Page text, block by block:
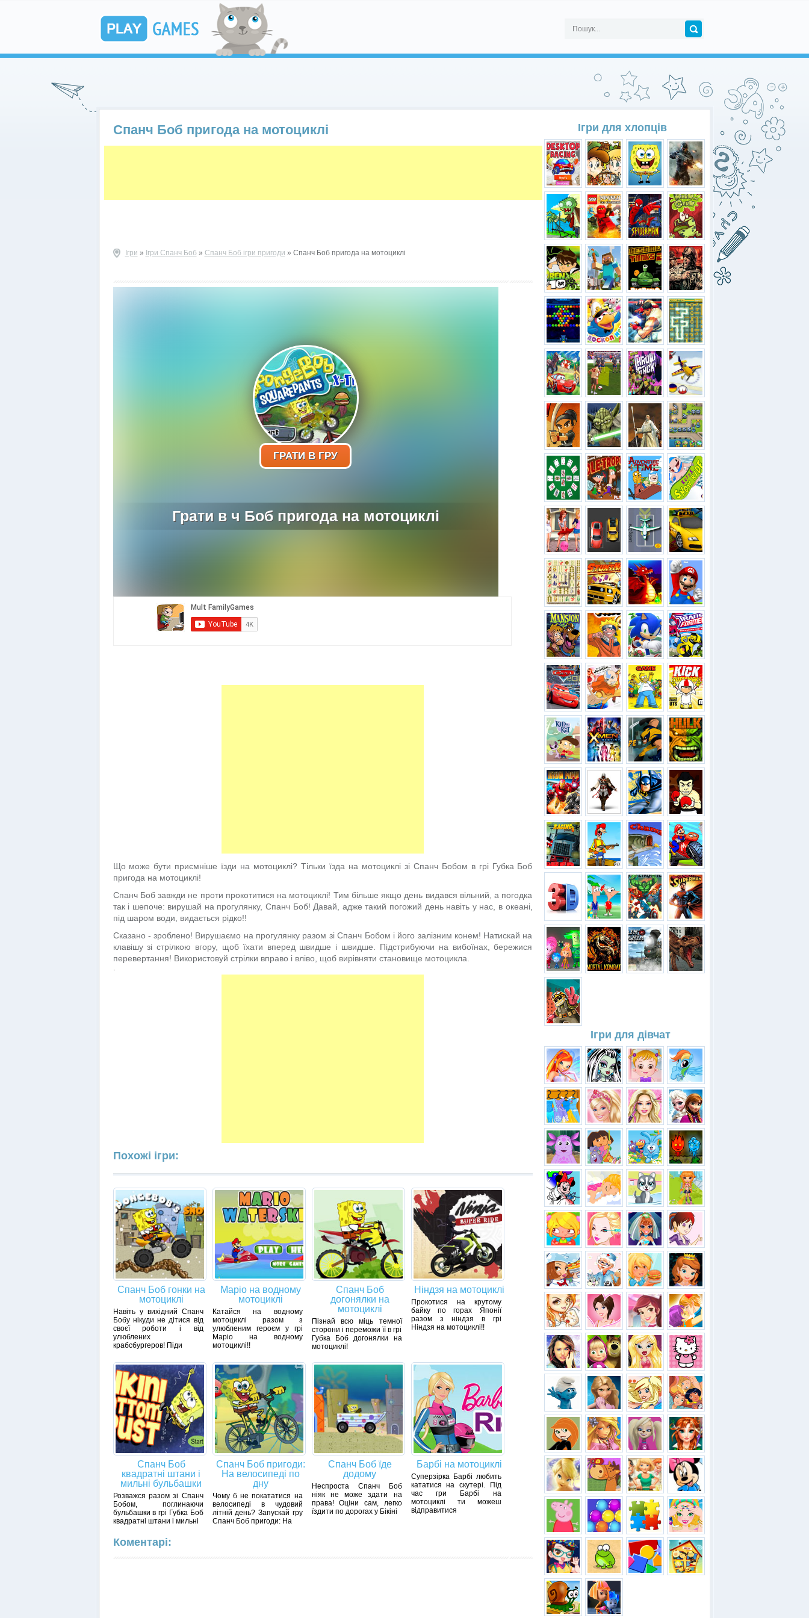
Спанч Боб пригода на мотоциклі
Ігри » Ігри Спанч Боб» Спанч Боб ігри пригоди » Спанч Боб пригода на мотоциклі
ГРАТИ В ГРУ
Грати в ч Боб пригода на мотоциклі
Що може бути приємніше їзди на мотоциклі? Тільки їзда на мотоциклі зі Спанч Бобом в грі Губка Боб
пригода на мотоциклі!
Спанч Боб завжди не проти прокотитися на мотоциклі! Тим більше якщо день видався вільний, а погодка
так і шепоче: вирушай на прогулянку, Спанч Боб! Давай, адже такий погожий день навіть у нас, в океані,
під шаром води, видається рідко!!
Сказано - зроблено! Вирушаємо на прогулянку разом зі Спанч Бобом і його залізним конем! Натискай на
клавішу зі стрілкою вгору, щоб їхати вперед швидше і швидше. Підстрибуючи на вибоїнах, бережися
перевертання! Використовуй стрілки вправо і вліво, щоб вирівняти становище мотоцикла.
.
Похожі ігри:
Спанч Боб гонки на
мотоциклі
Навіть у вихідний Спанч
Бобу нікуди не дітися від
своєї роботи і від
улюблених
крабсбургеров! Піди
Маріо на водному
мотоциклі
Катайся на водному
мотоциклі разом з
улюбленим героєм у грі
Маріо на водному
мотоциклі!!
Спанч Боб
догонялки на
мотоциклі
Пізнай всю міць темної
сторони і переможи її в грі
Губка Боб догонялки на
мотоциклі!
Ніндзя на мотоциклі
Прокотися на крутому
байку по горах Японії
разом з ніндзя в грі
Ніндзя на мотоциклі!!
Спанч Боб
квадратні штани і
мильні бульбашки
Розважся разом зі Спанч
Бобом, поглинаючи
бульбашки в грі Губка Боб
квадратні штани і мильні
Спанч Боб пригоди:
На велосипеді по
дну
Чому б не покататися на
велосипеді в чудовий
літній день? Запускай гру
Спанч Боб пригоди: На
Спанч Боб їде
додому
Неспроста Спанч Боб
ніяк не може здати на
права! Оціни сам, легко
їздити по дорогах у Бікіні
Барбі на мотоциклі
Суперзірка Барбі любить
кататися на скутері. Під
час гри Барбі на
мотоциклі ти можеш
відправитися
Коментарі:
Ігри для хлопців
Ігри для дівчат